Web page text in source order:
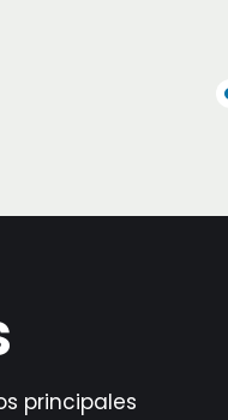
principales